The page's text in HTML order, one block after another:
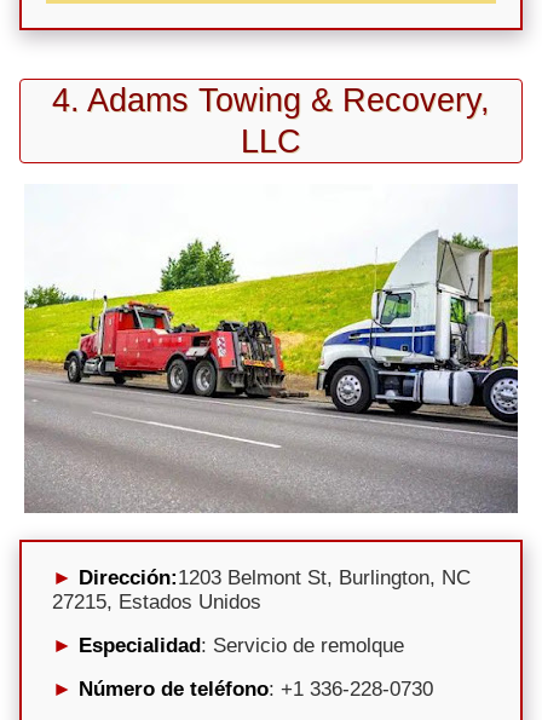
4. Adams Towing & Recovery,
LLC
Dirección:1203 Belmont St, Burlington, NC
27215, Estados Unidos
Especialidad : Servicio de remolque
Número de teléfono: +1 336-228-0730